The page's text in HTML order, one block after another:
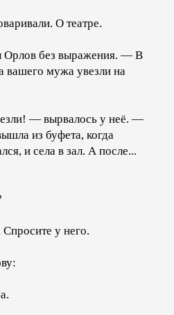
О театре.
без выражения. — В
вашего мужа увезли на
— вырвалось у неё. —
из буфета, когда
и села в зал. А после...
у него.